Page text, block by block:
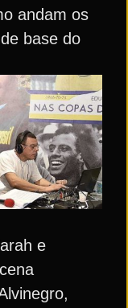
andam os
base do
e